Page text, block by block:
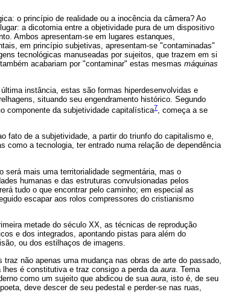
o princípio de realidade ou a inocência da câmera? Ao
a dicotomia entre a objetividade pura de um dispositivo
Ambos apresentam-se em lugares estanques,
em princípio subjetivas, apresentam-se "contaminadas"
tecnológicas manuseadas por sujeitos, que trazem em si
acabariam por "contaminar" estas mesmas máquinas
instância, estas são formas hiperdesenvolvidas e
situando seu engendramento histórico. Segundo
componente da subjetividade capitalística7
, começa a se
fato de a subjetividade, a partir do triunfo do capitalismo e,
como a tecnologia, ter entrado numa relação de dependência
será mais uma territorialidade segmentária, mas o
humanas e das estruturas convulsionadas pelos
tudo o que encontrar pelo caminho; em especial as
escapar aos rolos compressores do cristianismo
metade do século XX, as técnicas de reprodução
e dos integrados, apontando pistas para além do
ou dos estilhaços de imagens.
não apenas uma mudança nas obras de arte do passado,
é constitutiva e traz consigo a perda da aura . Tema
como um sujeito que abdicou de sua aura , isto é, de seu
deve descer de seu pedestal e perder-se nas ruas,